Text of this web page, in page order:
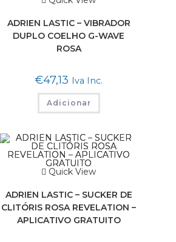
ADRIEN LASTIC – VIBRADOR
DUPLO COELHO G-WAVE
ROSA
€47,13 Iva Inc.
Adicionar
Quick View
ADRIEN LASTIC – SUCKER DE
CLITÓRIS ROSA REVELATION –
APLICATIVO GRATUITO